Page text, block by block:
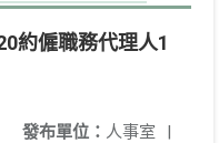
約僱職務代理人1
發布單位： 人事室 |